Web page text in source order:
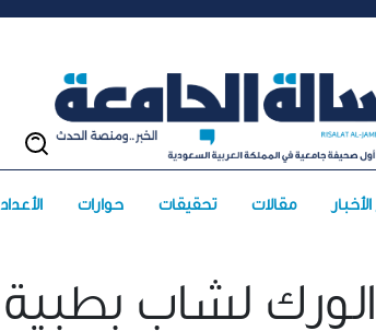
مقالات تحقيقات حوارات الأعداد PDF
لشاب بطبية